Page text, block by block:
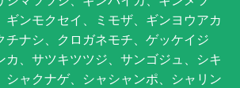
ギンモクセイ、ミモザ、ギンヨウアカ
チナシ、クロガネモチ、ゲッケイジ
カ、サツキツツジ、サンゴジュ、シキ
シャクナゲ、シャシャンポ、シャリン